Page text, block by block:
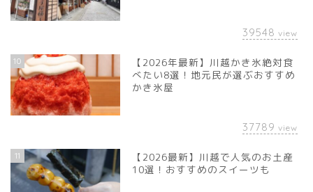
39548 view
10
【2026年最新】川越かき氷絶対食
べたい8選！地元民が選ぶおすすめ
かき氷屋
37789 view
11
【2026最新】川越で人気のお土産
10選！おすすめのスイーツも